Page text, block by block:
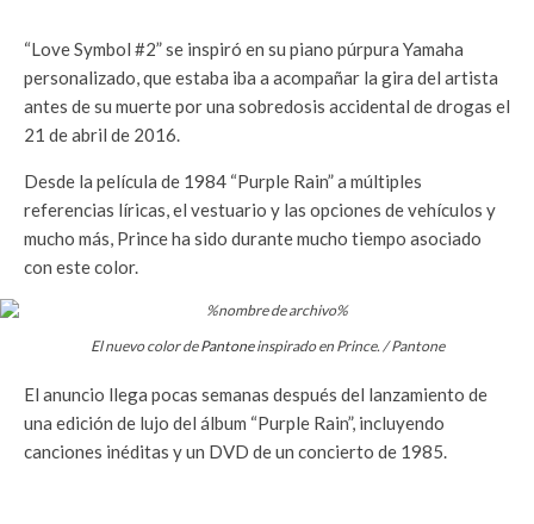
“Love Symbol #2” se inspiró en su piano púrpura Yamaha
personalizado, que estaba iba a acompañar la gira del artista
antes de su muerte por una sobredosis accidental de drogas el
21 de abril de 2016.
Desde la película de 1984 “Purple Rain” a múltiples
referencias líricas, el vestuario y las opciones de vehículos y
mucho más, Prince ha sido durante mucho tiempo asociado
con este color.
El nuevo color dePantoneinspirado en Prince. / Pantone
El anuncio llega pocas semanas después del lanzamiento de
una edición de lujo del álbum “Purple Rain”, incluyendo
canciones inéditas y un DVD de un concierto de 1985.